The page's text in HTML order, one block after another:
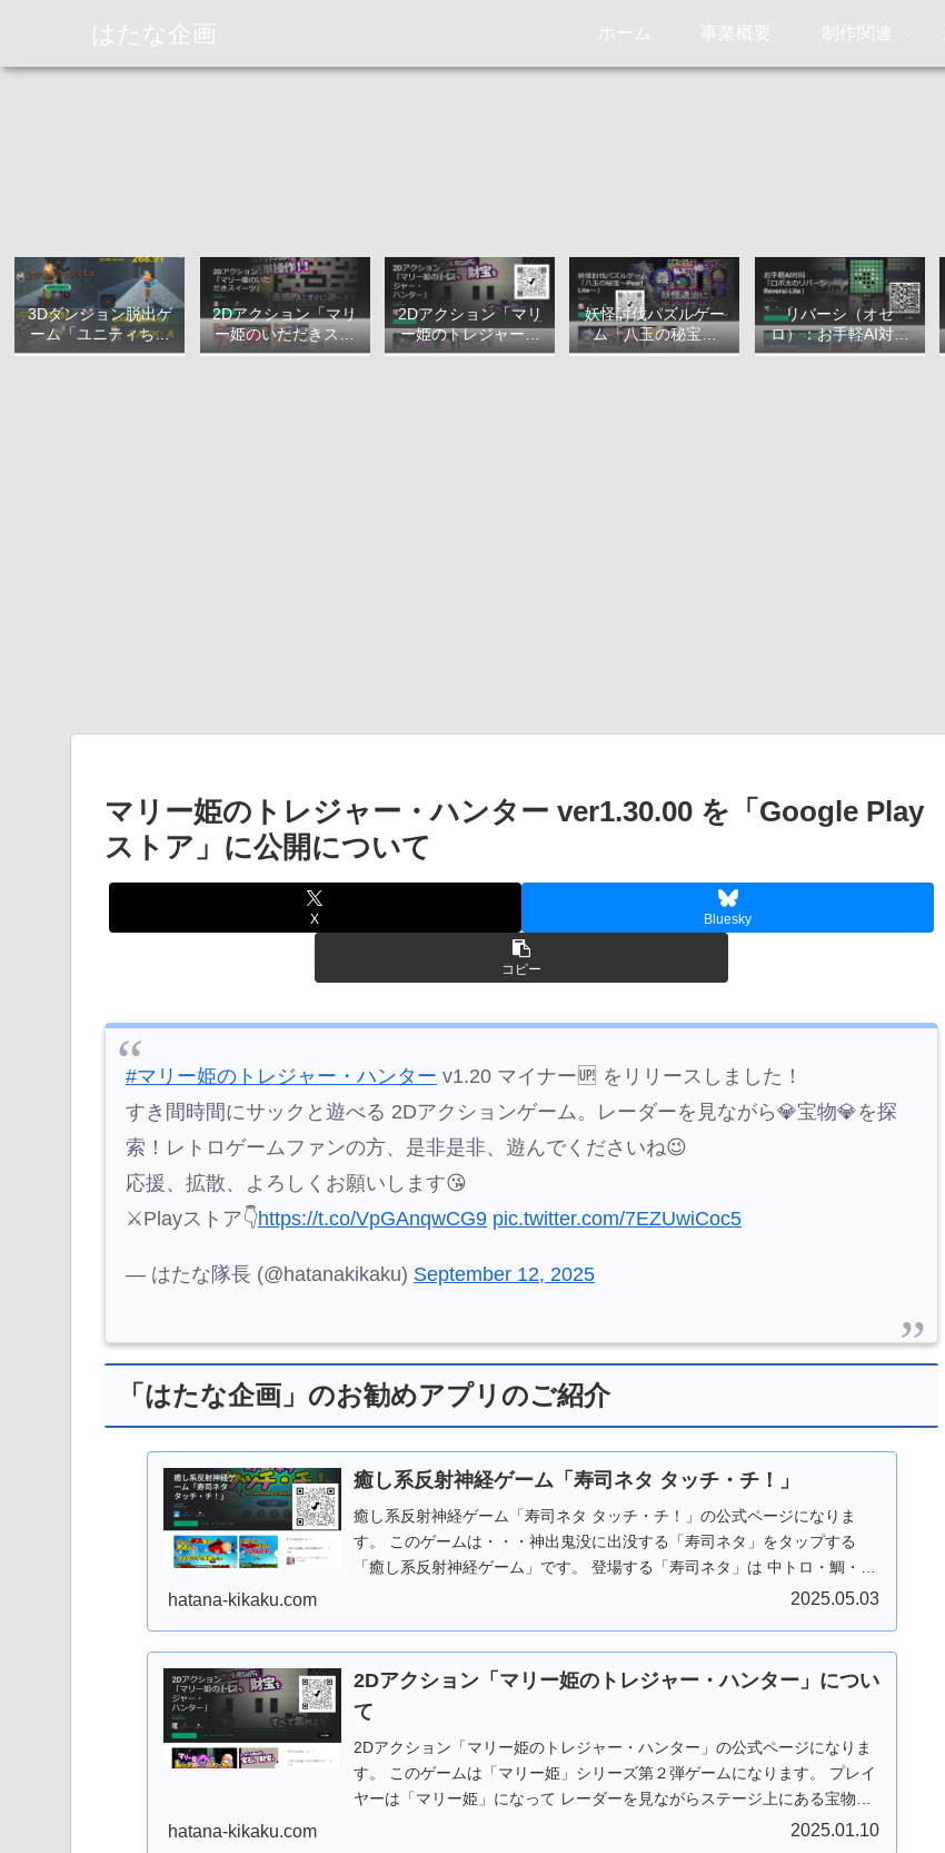
はたな企画 ホーム 事業概要 制作関連
3Dダンジョン脱出ゲ
ーム「ユニティちゃ
んラビリンス Lite」
2Dアクション「マリ
ー姫のいただきスイ
ーツ」について
2Dアクション「マリ
ー姫のトレジャー・
ハンター」について
妖怪討伐パズルゲー
ム「八玉の秘宝～
Pearl Lite～」につい
リバーシ（オセ
ロ）：お手軽AI対局
「ロボ太のリバーシ
マリー姫のトレジャー・ハンター ver1.30.00 を「Google Play
ストア」に公開について
X Bluesky
コピー
#マリー姫のトレジャー・ハンター v1.20 マイナー🆙 をリリースしました！
すき間時間にサックと遊べる 2Dアクションゲーム。レーダーを見ながら💎宝物💎を探
索！レトロゲームファンの方、是非是非、遊んでくださいね😉
応援、拡散、よろしくお願いします😘
⚔Playストア👇https://t.co/VpGAnqwCG9 pic.twitter.com/7EZUwiCoc5
— はたな隊長 (@hatanakikaku) September 12, 2025
「はたな企画」のお勧めアプリのご紹介
癒し系反射神経ゲーム「寿司ネタ タッチ・チ！」
癒し系反射神経ゲーム「寿司ネタ タッチ・チ！」の公式ページになりま
す。 このゲームは・・・神出鬼没に出没する「寿司ネタ」をタップする
「癒し系反射神経ゲーム」です。 登場する「寿司ネタ」は 中トロ・鯛・海
老 など全２１種。「寿司ネタ」以外のタップはミスになります。 ミスしな
度は 初級から上級。ステージ毎に様々なミッションがあります。 お寿司屋
さんに出かける前にちょいプレイ！！ テンション・アゲアゲで出かけよ
う！！ Android版の場合は「Google Play ストア」からダウンロードしてか
ら遊ぶことができます。 Web版の場合はダウンロードなしでＰＣのブラウ
ザで遊ぶことができます。 もちろんフリーソフトです。応援、よろしくお
願いします。
hatana-kikaku.com 2025.05.03
2Dアクション「マリー姫のトレジャー・ハンター」につい
て
2Dアクション「マリー姫のトレジャー・ハンター」の公式ページになりま
す。 このゲームは「マリー姫」シリーズ第２弾ゲームになります。 プレイ
ヤーは「マリー姫」になって レーダーを見ながらステージ上にある宝物を
すべて収集する アクションゲームです。 ステージ上には モンスターが出
hatana-kikaku.com 2025.01.10